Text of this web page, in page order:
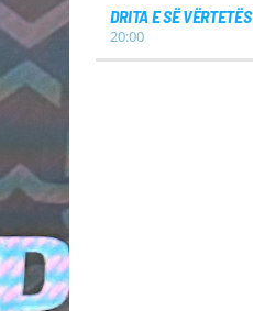
DRITA E SË VËRTETËS
20:00